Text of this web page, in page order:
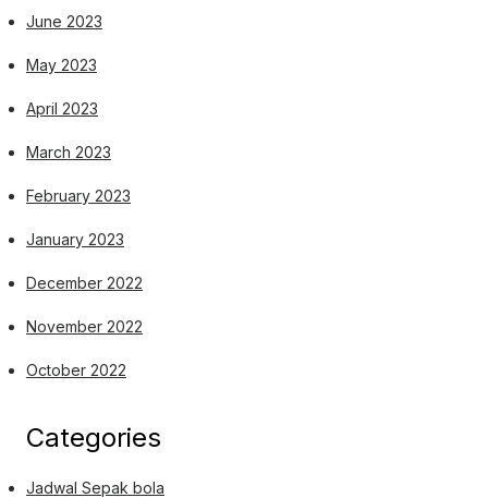
June 2023
May 2023
April 2023
March 2023
February 2023
January 2023
December 2022
November 2022
October 2022
Categories
Jadwal Sepak bola